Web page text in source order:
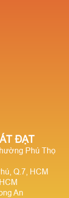
ĐẠT
Phú Thọ
Q.7, HCM
An